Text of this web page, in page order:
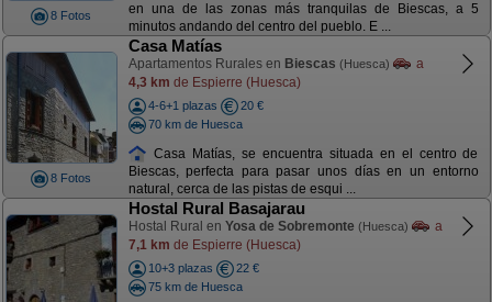
8 Fotos
en una de las zonas más tranquilas de Biescas, a 5
minutos andando del centro del pueblo. E ...
8 Fotos
Casa Matías
Apartamentos Rurales en Biescas (Huesca)
a
4,3 km de Espierre (Huesca)
4-6+1 plazas
20 €
70 km de Huesca
Casa Matías, se encuentra situada en el centro de
Biescas, perfecta para pasar unos días en un entorno
natural, cerca de las pistas de esqui ...
Hostal Rural Basajarau
Hostal Rural en Yosa de Sobremonte (Huesca)
a
7,1 km de Espierre (Huesca)
10+3 plazas
22 €
75 km de Huesca